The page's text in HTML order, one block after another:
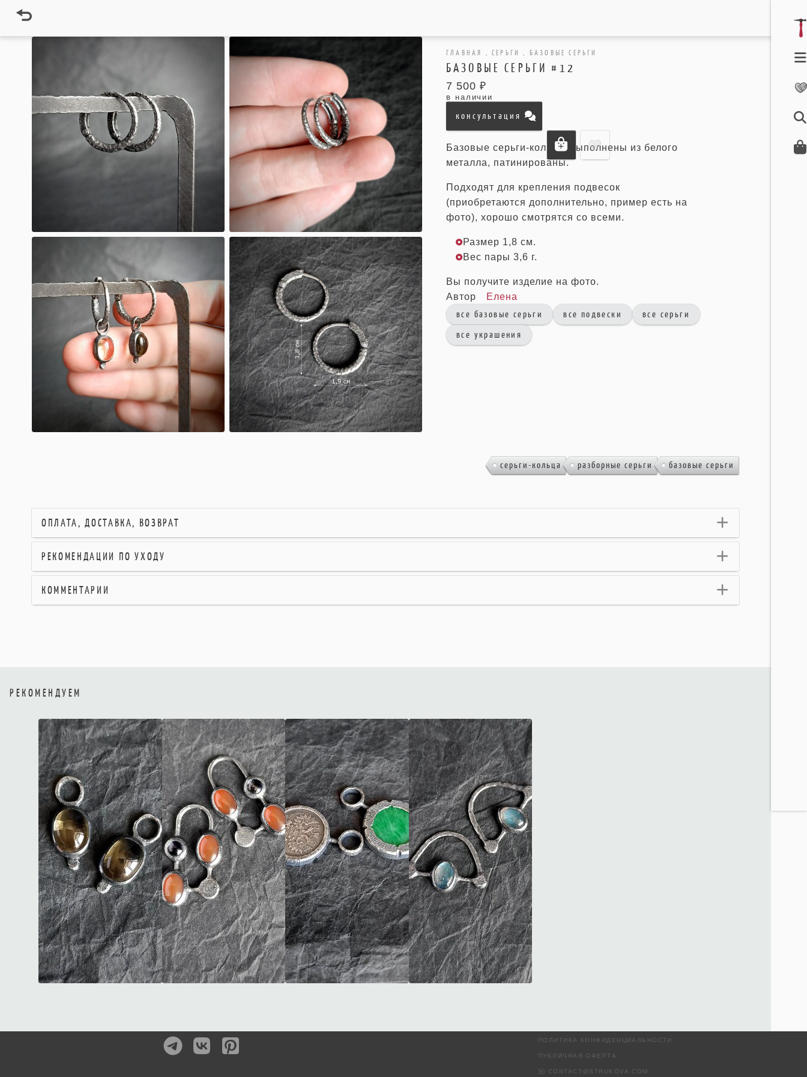
ГЛАВНАЯ . СЕРЬГИ . БАЗОВЫЕ СЕРЬГИ
БАЗОВЫЕ СЕРЬГИ #12
7 500 ₽
в наличии
консультация
Базовые серьги-кольца, выполнены из белого
металла, патинированы.
Подходят для крепления подвесок
(приобретаются дополнительно, пример есть на
фото), хорошо смотрятся со всеми.
Размер 1,8 см.
Вес пары 3,6 г.
Вы получите изделие на фото.
Автор
Елена
все базовые серьги все подвески
все серьги
все украшения
серьги-кольца , разборные серьги , базовые серьги
ОПЛАТА, ДОСТАВКА, ВОЗВРАТ
РЕКОМЕНДАЦИИ ПО УХОДУ
КОММЕНТАРИИ
РЕКОМЕНДУЕМ
ПОЛИТИКА КОНФИДЕНЦИАЛЬНОСТИ
ПУБЛИЧНАЯ ОФЕРТА
✉️ CONTACT@STRUKOVA.COM